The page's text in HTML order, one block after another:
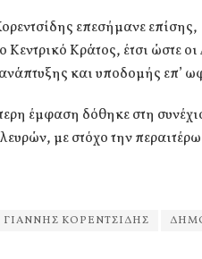
επεσήμανε
Κεντρικό Κράτος, έτσι ώστε
και υποδομής επ’
έμφαση δόθηκε στη
με στόχο την
ΓΙΑΝΝΗΣ ΚΟΡΕΝΤΣΙΔΗΣ